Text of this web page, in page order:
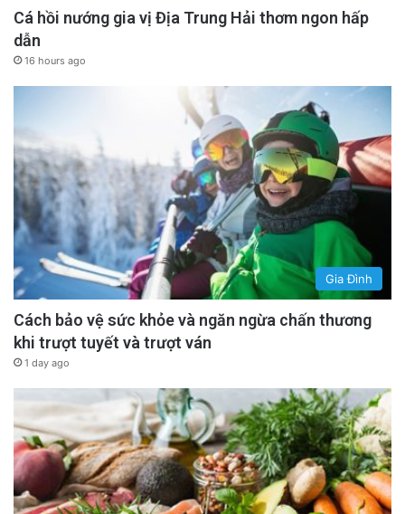
Cá hồi nướng gia vị Địa Trung Hải thơm ngon hấp
dẫn
16 hours ago
Gia Đình
Cách bảo vệ sức khỏe và ngăn ngừa chấn thương
khi trượt tuyết và trượt ván
1 day ago